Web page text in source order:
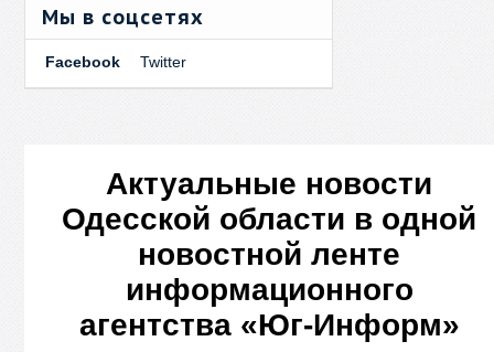
Мы в соцсетях
Facebook Twitter
Актуальные новости
Одесской области в одной
новостной ленте
информационного
агентства «Юг-Информ»